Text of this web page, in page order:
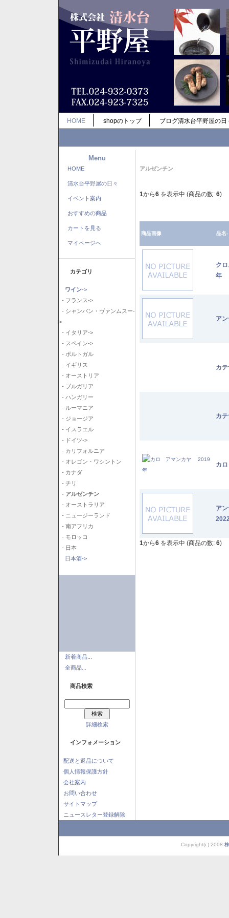
HOME shopのトップ ブログ清水台平野屋の日
Menu
HOME
清水台平野屋の日々
イベント案内
おすすめの商品
カートを見る
マイページへ
カテゴリ
ワイン->
- フランス->
- シャンパン・ヴァンムスー-
>
- イタリア->
- スペイン->
- ポルトガル
- イギリス
- オーストリア
- ブルガリア
- ハンガリー
- ルーマニア
- ジョージア
- イスラエル
- ドイツ->
- カリフォルニア
- オレゴン・ワシントン
- カナダ
- チリ
- アルゼンチン
- オーストラリア
- ニュージーランド
- 南アフリカ
- モロッコ
- 日本
日本酒->
新着商品...
全商品...
商品検索
詳細検索
インフォメーション
配送と返品について
個人情報保護方針
会社案内
お問い合わせ
サイトマップ
ニュースレター登録解除
アルゼンチン
1から6 を表示中 (商品の数: 6)
商品画像 品名-
ク
年
ア
カ
カ
カ
ア
1から6 を表示中 (商品の数: 6)
Copyright(c) 2008